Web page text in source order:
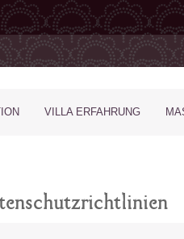
VILLA ERFAHRUNG